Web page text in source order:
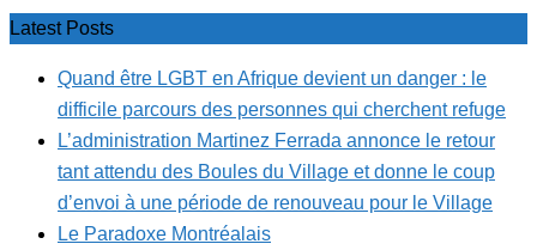
Latest Posts
Quand être LGBT en Afrique devient un danger : le
difficile parcours des personnes qui cherchent refuge
L’administration Martinez Ferrada annonce le retour
tant attendu des Boules du Village et donne le coup
d’envoi à une période de renouveau pour le Village
Le Paradoxe Montréalais